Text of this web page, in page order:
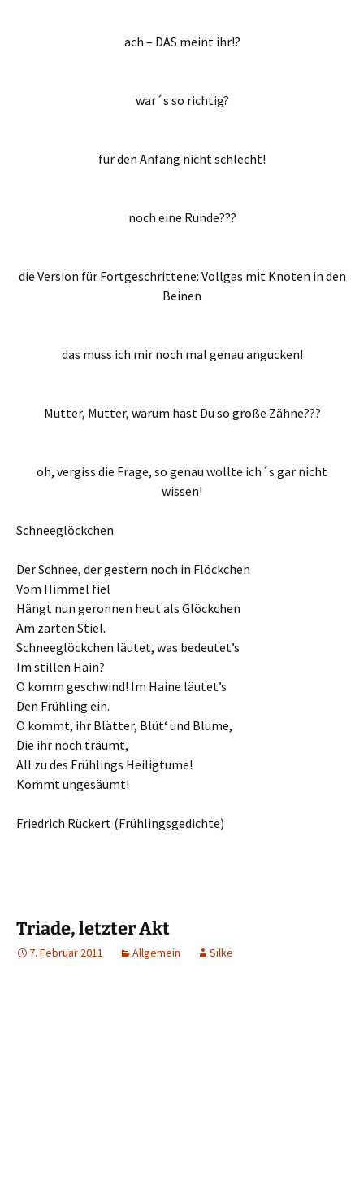
ach – DAS meint ihr!?
war´s so richtig?
für den Anfang nicht schlecht!
noch eine Runde???
die Version für Fortgeschrittene: Vollgas mit Knoten in den
Beinen
das muss ich mir noch mal genau angucken!
Mutter, Mutter, warum hast Du so große Zähne???
oh, vergiss die Frage, so genau wollte ich´s gar nicht
wissen!
Schneeglöckchen
Der Schnee, der gestern noch in Flöckchen
Vom Himmel fiel
Hängt nun geronnen heut als Glöckchen
Am zarten Stiel.
Schneeglöckchen läutet, was bedeutet’s
Im stillen Hain?
O komm geschwind! Im Haine läutet’s
Den Frühling ein.
O kommt, ihr Blätter, Blüt‘ und Blume,
Die ihr noch träumt,
All zu des Frühlings Heiligtume!
Kommt ungesäumt!
Friedrich Rückert (Frühlingsgedichte)
Triade, letzter Akt
7. Februar 2011 Allgemein Silke